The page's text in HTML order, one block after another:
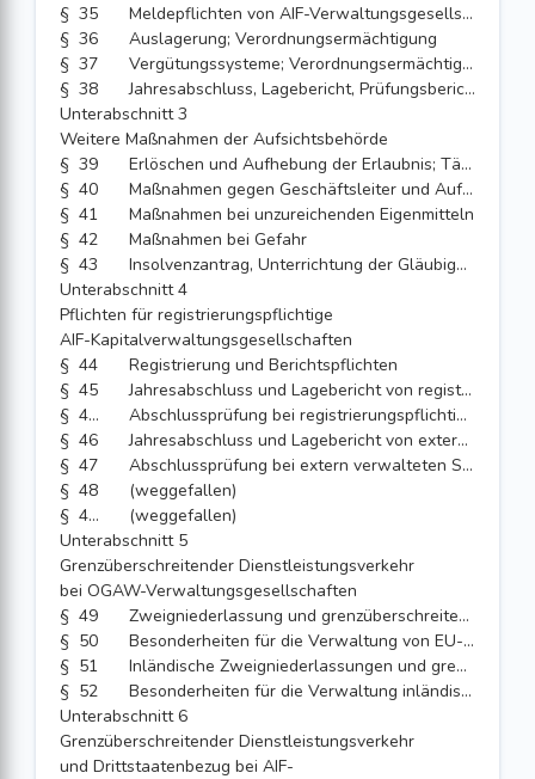
§ 35
Meldepflichten von AIF-Verwaltungsgesellschaften
§ 36
Auslagerung; Verordnungsermächtigung
§ 37
Vergütungssysteme; Verordnungsermächtigung
§ 38
Jahresabschluss, Lagebericht, Prüfungsbericht und Abschlussprüfer der externen Kapitalverwaltungsgesellschaft; Verordnungsermächtigung
Unterabschnitt 3
Weitere Maßnahmen der Aufsichtsbehörde
§ 39
Erlöschen und Aufhebung der Erlaubnis; Tätigkeitsverbot
§ 40
Maßnahmen gegen Geschäftsleiter und Aufsichtsorganmitglieder
§ 41
Maßnahmen bei unzureichenden Eigenmitteln
§ 42
Maßnahmen bei Gefahr
§ 43
Insolvenzantrag, Unterrichtung der Gläubiger im Insolvenzverfahren
Unterabschnitt 4
Pflichten für registrierungspflichtige
AIF-Kapitalverwaltungsgesellschaften
§ 44
Registrierung und Berichtspflichten
§ 45
Jahresabschluss und Lagebericht von registrierungspflichtigen AIF-Kapitalverwaltungsgesellschaften
§ 45a
Abschlussprüfung bei registrierungspflichtigen AIF-Kapitalverwaltungsgesellschaften; Verordnungsermächtigung
§ 46
Jahresabschluss und Lagebericht von extern verwalteten Spezial-AIF, für deren Rechnung Gelddarlehen nach § 285 Absatz 2 oder § 292a Absatz 2 vergeben werden
§ 47
Abschlussprüfung bei extern verwalteten Spezial-AIF, für deren Rechnung Gelddarlehen nach § 285 Absatz 2 oder § 292a Absatz 2 vergeben werden; Verordnungsermächtigung
§ 48
(weggefallen)
§ 48a
(weggefallen)
Unterabschnitt 5
Grenzüberschreitender Dienstleistungsverkehr
bei OGAW-Verwaltungsgesellschaften
§ 49
Zweigniederlassung und grenzüberschreitender Dienstleistungsverkehr durch OGAW-Kapitalverwaltungsgesellschaften; Verordnungsermächtigung
§ 50
Besonderheiten für die Verwaltung von EU-OGAW durch OGAW-Kapitalverwaltungsgesellschaften
§ 51
Inländische Zweigniederlassungen und grenzüberschreitender Dienstleistungsverkehr von EU-OGAW-Verwaltungsgesellschaften
§ 52
Besonderheiten für die Verwaltung inländischer OGAW durch EU-OGAW-Verwaltungsgesellschaften
Unterabschnitt 6
Grenzüberschreitender Dienstleistungsverkehr
und Drittstaatenbezug bei AIF-